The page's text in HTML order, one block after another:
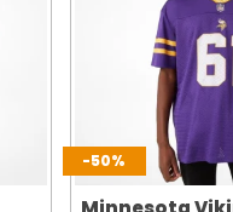
-50%